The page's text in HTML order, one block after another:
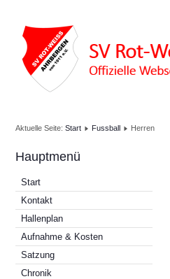
Aktuelle Seite: Start Fussball Herren
Hauptmenü
Start
Kontakt
Hallenplan
Aufnahme & Kosten
Satzung
Chronik